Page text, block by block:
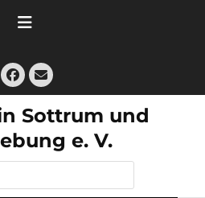
Facebook
E-
Mail
Sottrum und
e. V.